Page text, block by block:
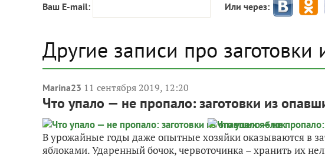
Ваш E-mail: Или через:
Другие записи про заготовки
Marina23 11 сентября 2019, 12:20
Что упало — не пропало: заготовки из
В урожайные годы даже опытные хозяйки оказываются в
яблоками. Ударенный бочок, червоточинка – хранить их